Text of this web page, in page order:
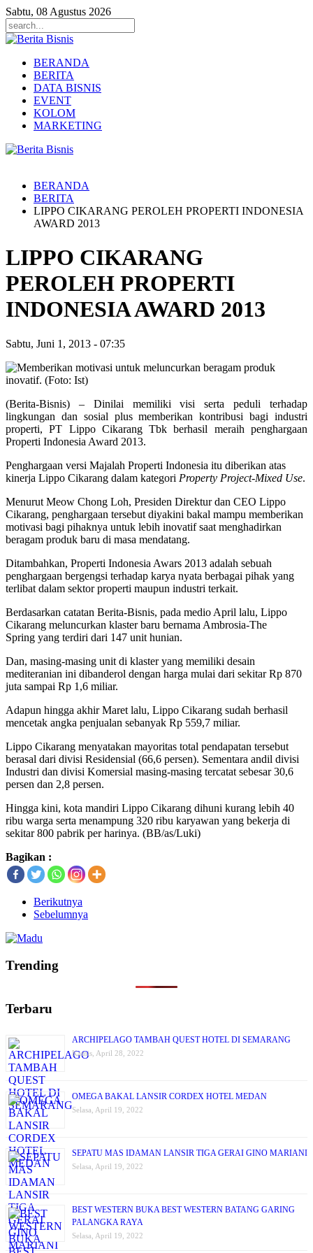
Sabtu, 08 Agustus 2026
BERANDA
BERITA
DATA BISNIS
EVENT
KOLOM
MARKETING
BERANDA
BERITA
LIPPO CIKARANG PEROLEH PROPERTI INDONESIA
AWARD 2013
LIPPO CIKARANG
PEROLEH PROPERTI
INDONESIA AWARD 2013
Sabtu, Juni 1, 2013 - 07:35
(Berita-Bisnis) – Dinilai memiliki visi serta peduli terhadap
lingkungan dan sosial plus memberikan kontribusi bagi industri
properti, PT Lippo Cikarang Tbk berhasil meraih penghargaan
Properti Indonesia Award 2013.
Penghargaan versi Majalah Properti Indonesia itu diberikan atas
kinerja Lippo Cikarang dalam kategori Property Project-Mixed Use.
Menurut Meow Chong Loh, Presiden Direktur dan CEO Lippo
Cikarang, penghargaan tersebut diyakini bakal mampu memberikan
motivasi bagi pihaknya untuk lebih inovatif saat menghadirkan
beragam produk baru di masa mendatang.
Ditambahkan, Properti Indonesia Awars 2013 adalah sebuah
penghargaan bergengsi terhadap karya nyata berbagai pihak yang
terlibat dalam sektor properti maupun industri terkait.
Berdasarkan catatan Berita-Bisnis, pada medio April lalu, Lippo
Cikarang meluncurkan klaster baru bernama Ambrosia-The
Spring yang terdiri dari 147 unit hunian.
Dan, masing-masing unit di klaster yang memiliki desain
mediteranian ini dibanderol dengan harga mulai dari sekitar Rp 870
juta sampai Rp 1,6 miliar.
Adapun hingga akhir Maret lalu, Lippo Cikarang sudah berhasil
mencetak angka penjualan sebanyak Rp 559,7 miliar.
Lippo Cikarang menyatakan mayoritas total pendapatan tersebut
berasal dari divisi Residensial (66,6 persen). Sementara andil divisi
Industri dan divisi Komersial masing-masing tercatat sebesar 30,6
persen dan 2,8 persen.
Hingga kini, kota mandiri Lippo Cikarang dihuni kurang lebih 40
ribu warga serta menampung 320 ribu karyawan yang bekerja di
sekitar 800 pabrik per harinya. (BB/as/Luki)
Bagikan :
Berikutnya
Sebelumnya
Trending
Terbaru
ARCHIPELAGO TAMBAH QUEST HOTEL DI SEMARANG
Kamis, April 28, 2022
OMEGA BAKAL LANSIR CORDEX HOTEL MEDAN
Selasa, April 19, 2022
SEPATU MAS IDAMAN LANSIR TIGA GERAI GINO MARIANI
Selasa, April 19, 2022
BEST WESTERN BUKA BEST WESTERN BATANG GARING
PALANGKA RAYA
Selasa, April 19, 2022